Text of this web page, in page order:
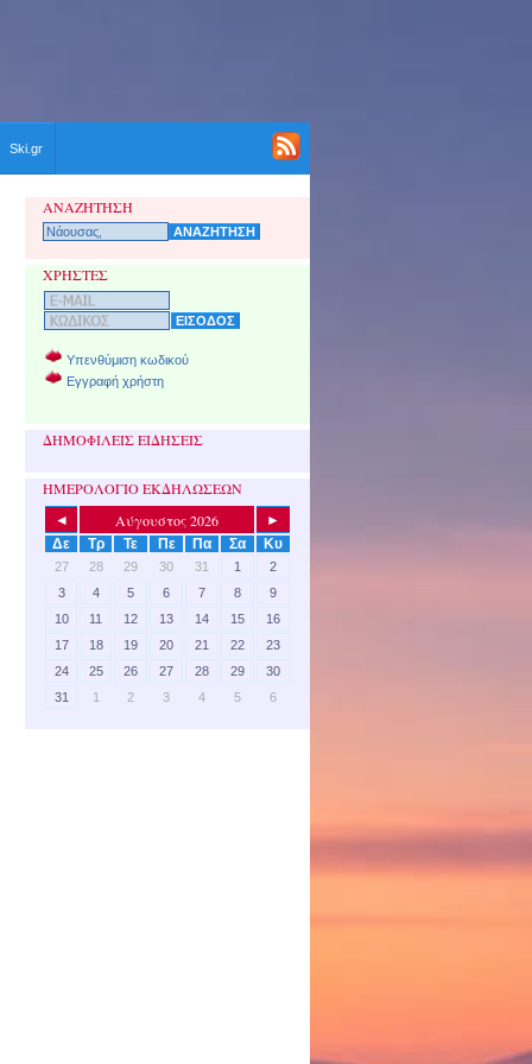
Ski.gr
ΑΝΑΖΗΤΗΣΗ
ΧΡΗΣΤΕΣ
Υπενθύμιση κωδικού
Εγγραφή χρήστη
ΔΗΜΟΦΙΛΕΙΣ ΕΙΔΗΣΕΙΣ
ΗΜΕΡΟΛΟΓΙΟ ΕΚΔΗΛΩΣΕΩΝ
◄ Αύγουστος 2026
►
Δε
Τρ Τε Πε Πα Σα Κυ
27 28 29 30 31 1
2
3
4 5 6 7 8
9
10
11 12 13 14 15
16
17
18 19 20 21 22
23
24
25 26 27 28 29
30
31
1 2 3 4 5 6